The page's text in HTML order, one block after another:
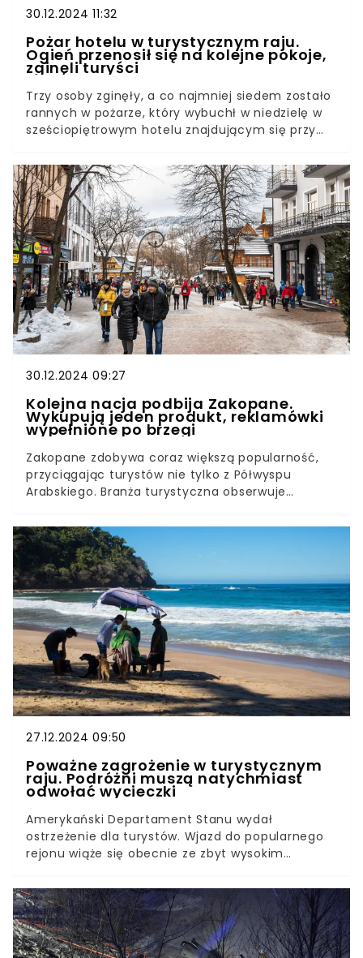
30.12.2024 11:32
Pożar hotelu w turystycznym raju.
Ogień przenosił się na kolejne pokoje,
zginęli turyści
Trzy osoby zginęły, a co najmniej siedem zostało
rannych w pożarze, który wybuchł w niedzielę w
sześciopiętrowym hotelu znajdującym się przy
Przerażeni goście uciekali przed płomieniami na
dach budynku. Służby badają przyczynę tragedii.
Jest już pewne, że ofiary to zagraniczni turyści.
30.12.2024 09:27
Kolejna nacja podbija Zakopane.
Wykupują jeden produkt, reklamówki
wypełnione po brzegi
Zakopane zdobywa coraz większą popularność,
przyciągając turystów nie tylko z Półwyspu
Arabskiego. Branża turystyczna obserwuje
największe zainteresowanie wzbudzają przybysze
z innych regionów, którzy skoncentrowali swoją
uwagę na jednym z tradycyjnych produktów. Tak
bardzo im smakują, że pakują je do pełna w siatki.
27.12.2024 09:50
Poważne zagrożenie w turystycznym
raju. Podróżni muszą natychmiast
odwołać wycieczki
Amerykański Departament Stanu wydał
ostrzeżenie dla turystów. Wjazd do popularnego
rejonu wiąże się obecnie ze zbyt wysokim
Lepiej nie planować w najbliższym czasie podróży.
Statystyki są zatrważające.